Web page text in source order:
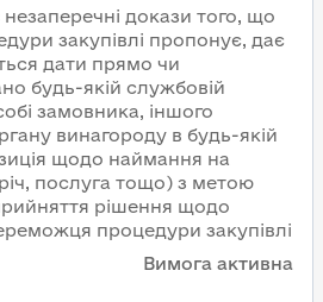
докази того, що
закупівлі пропонує, дає
дати прямо чи
будь-якій службовій
замовника, іншого
винагороду в будь-якій
щодо наймання на
послуга тощо) з метою
рішення щодо
процедури закупівлі
Вимога активна